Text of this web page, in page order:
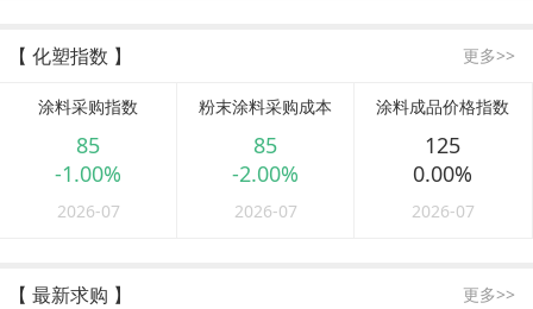
【 化塑指数 】 更多>>
涂料采购指数
85
-1.00%
2026-07
粉末涂料采购成本
85
-2.00%
2026-07
涂料成品价格指数
125
0.00%
2026-07
【 最新求购 】 更多>>